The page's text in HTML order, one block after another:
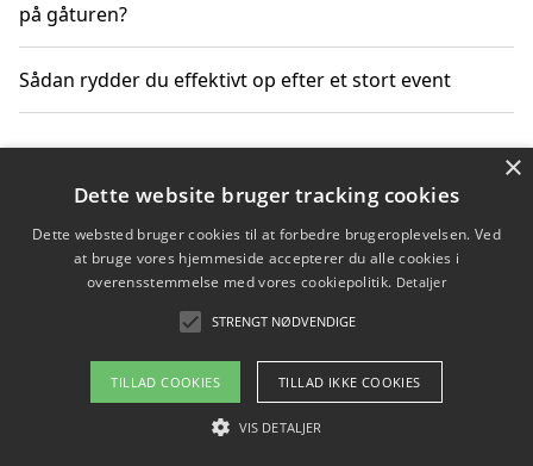
på gåturen?
Sådan rydder du effektivt op efter et stort event
Copyright 2026 - Pilanto Aps
Om / kontakt
Blog Betingelser
×
Dette website bruger tracking cookies
Dette websted bruger cookies til at forbedre brugeroplevelsen. Ved
at bruge vores hjemmeside accepterer du alle cookies i
overensstemmelse med vores cookiepolitik. Detaljer
STRENGT NØDVENDIGE
TILLAD COOKIES TILLAD IKKE COOKIES
VIS DETALJER